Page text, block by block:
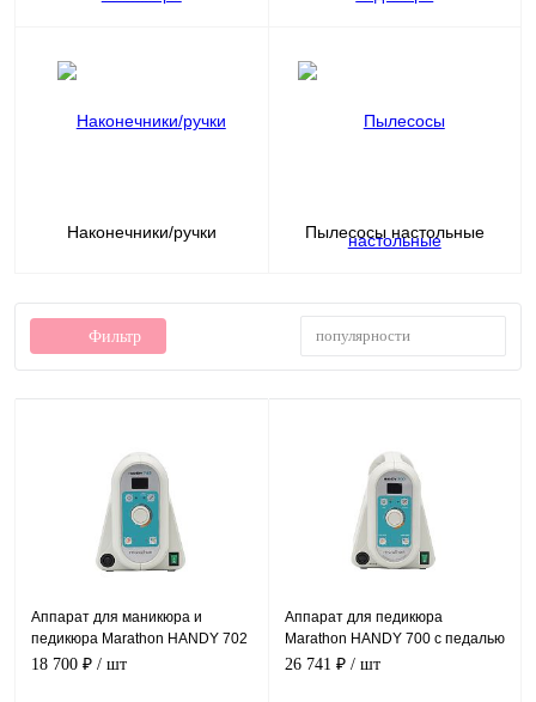
Наконечники/ручки Пылесосы настольные
Фильтр популярности
Аппарат для маникюра и
педикюра Marathon HANDY 702
(Lite) с педалью FS60N.
18 700 ₽ / шт
Аппарат для педикюра
Marathon HANDY 700 с педалью
FS60N
26 741 ₽ / шт